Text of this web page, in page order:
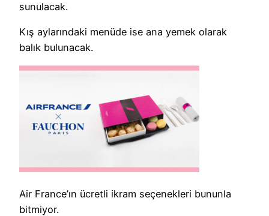
sunulacak.
Kış aylarındaki menüde ise ana yemek olarak
balık bulunacak.
Air France’ın ücretli ikram seçenekleri bununla
bitmiyor.